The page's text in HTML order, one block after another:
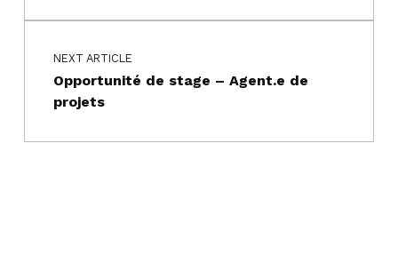
NEXT ARTICLE
Opportunité de stage – Agent.e de
projets